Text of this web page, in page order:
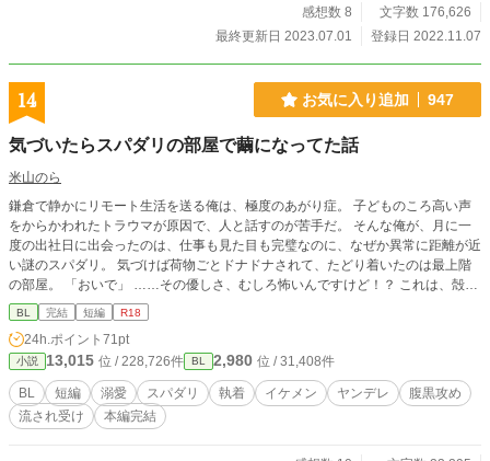
感想数 8
文字数 176,626
最終更新日 2023.07.01
登録日 2022.11.07
14 お気に入り追加 947
気づいたらスパダリの部屋で繭になってた話
米山のら
鎌倉で静かにリモート生活を送る俺は、極度のあがり症。 子どものころ高い声
をからかわれたトラウマが原因で、人と話すのが苦手だ。 そんな俺が、月に一
度の出社日に出会ったのは、仕事も見た目も完璧なのに、なぜか異常に距離が近
い謎のスパダリ。 気づけば荷物ごとドナドナされて、たどり着いたのは最上階
の部屋。 「おいで」 ……その優しさ、むしろ怖いんですけど！？ これは、殻に
閉じこもっていた俺が、“繭”という名の執着にじわじわと絡め取られていく話。
BL 完結 短編 R18
24h.ポイント 71pt
小説 13,015 位 / 228,726件 BL 2,980 位 / 31,408件
BL 短編 溺愛 スパダリ 執着 イケメン ヤンデレ
腹黒攻め
流され受け
本編完結